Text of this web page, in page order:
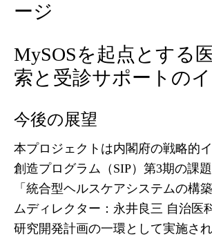
ージ
MySOSを起点とする
索と受診サポートの
今後の展望
本プロジェクトは内閣府の戦略的
創造プログラム（SIP）第3期の課
「統合型ヘルスケアシステムの構
ムディレクター：永井良三 自治医
研究開発計画の一環として実施され